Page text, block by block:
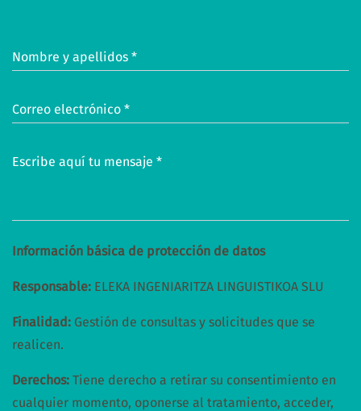
Nombre y apellidos *
Correo electrónico *
Escribe aquí tu mensaje *
Información básica de protección de datos
Responsable: ELEKA INGENIARITZA LINGUISTIKOA SLU
Finalidad: Gestión de consultas y solicitudes que se
realicen.
Derechos: Tiene derecho a retirar su consentimiento en
cualquier momento, oponerse al tratamiento, acceder,